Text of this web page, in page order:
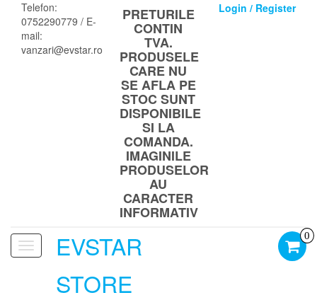
content
Telefon:
0752290779 / E-
mail:
vanzari@evstar.ro
PRETURILE
CONTIN
TVA.
PRODUSELE
CARE NU
SE AFLA PE
STOC SUNT
DISPONIBILE
SI LA
COMANDA.
IMAGINILE
PRODUSELOR
AU
CARACTER
INFORMATIV
Login / Register
Toggle
navigationEVSTAR
STORE
0